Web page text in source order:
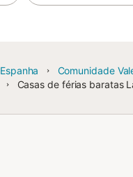
Espanha
Comunidade
Casas de férias baratas